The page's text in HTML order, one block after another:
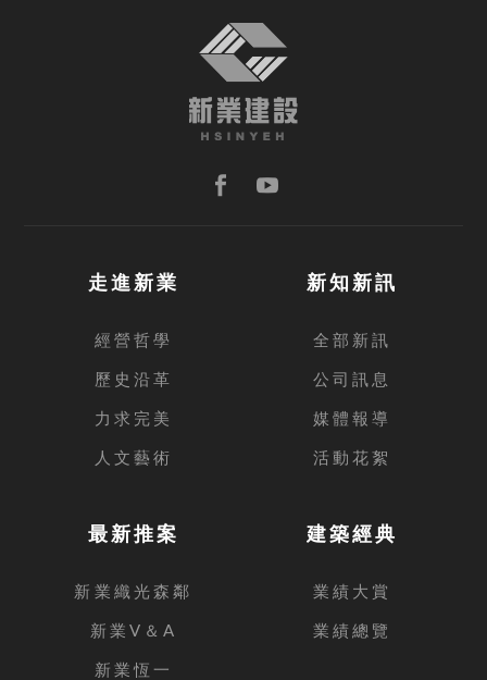
走進新業
經營哲學
歷史沿革
力求完美
人文藝術
新知新訊
全部新訊
公司訊息
媒體報導
活動花絮
最新推案
新業織光森鄰
新業V＆A
新業恆一
建築經典
業績大賞
業績總覽